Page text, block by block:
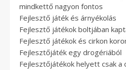
mindkettő nagyon fontos
Fejlesztő játék és árnyékolás
Fejlesztő játékok boltjában
Fejlesztő játékok és cirkon
Fejlesztőjáték egy drogériából
Fejlesztőjátékok helyett csak a